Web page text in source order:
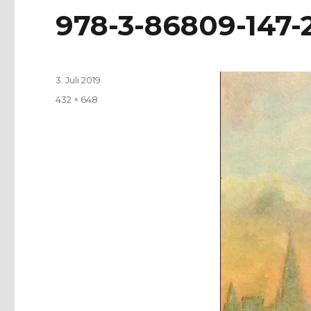
978-3-86809-147-
Veröffentlicht
3. Juli 2019
Volle
432 × 648